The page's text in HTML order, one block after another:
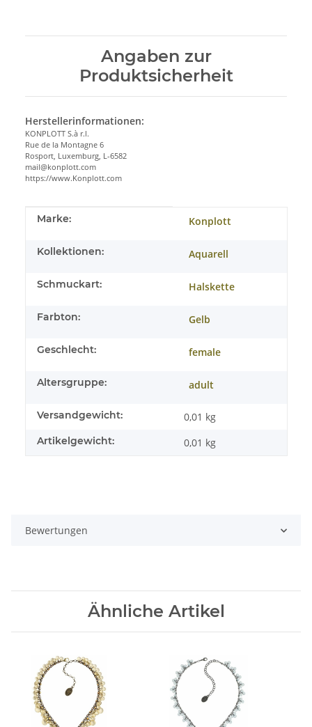
Angaben zur
Produktsicherheit
Herstellerinformationen:
KONPLOTT S.à r.l.
Rue de la Montagne 6
Rosport, Luxemburg, L-6582
mail@konplott.com
https://www.Konplott.com
Produkteigenschaft
Wert
Marke: Konplott
Kollektionen: Aquarell
Schmuckart: Halskette
Farbton: Gelb
Geschlecht: female
Altersgruppe: adult
Versandgewicht: 0,01 kg
Artikelgewicht: 0,01 kg
Bewertungen
Ähnliche Artikel